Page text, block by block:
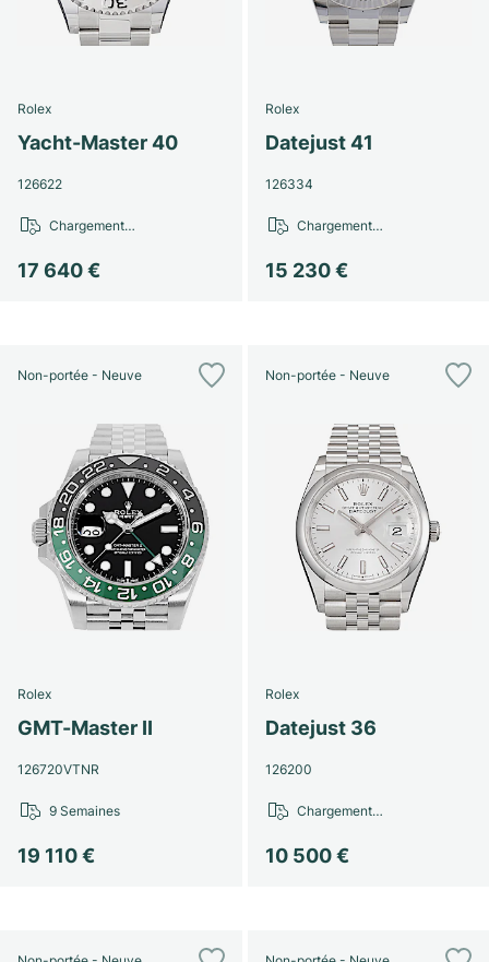
Rolex
Yacht-Master 40
126622
17 640 €
Chargement…
Rolex
Datejust 41
126334
15 230 €
Chargement…
Non-portée - Neuve
Rolex
GMT-Master II
126720VTNR
19 110 €
9 Semaines
Non-portée - Neuve
Rolex
Datejust 36
126200
10 500 €
Chargement…